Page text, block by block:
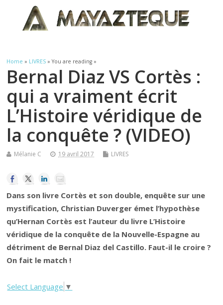
Home » LIVRES » You are reading »
Bernal Diaz VS Cortès :
qui a vraiment écrit
L’Histoire véridique de
la conquête ? (VIDEO)
Mélanie C 19 avril 2017 LIVRES
Dans son livre Cortès et son double, enquête sur une
mystification, Christian Duverger émet l’hypothèse
qu’Hernan Cortès est l’auteur du livre L’Histoire
véridique de la conquête de la Nouvelle-Espagne au
détriment de Bernal Diaz del Castillo. Faut-il le croire ?
On fait le match !
Select Language ▼